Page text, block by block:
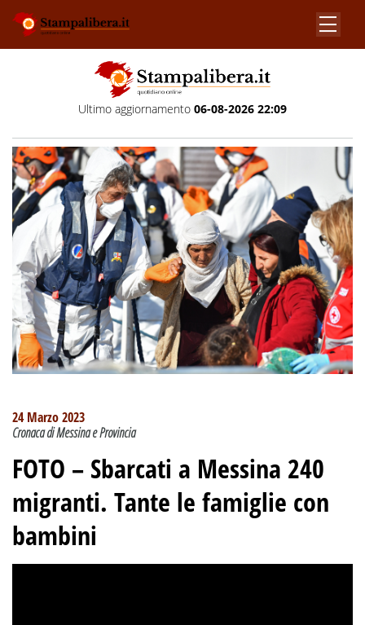
Ultimo aggiornamento 06-08-2026 22:09
24 Marzo 2023
Cronaca di Messina e Provincia
FOTO – Sbarcati a Messina 240
migranti. Tante le famiglie con
bambini